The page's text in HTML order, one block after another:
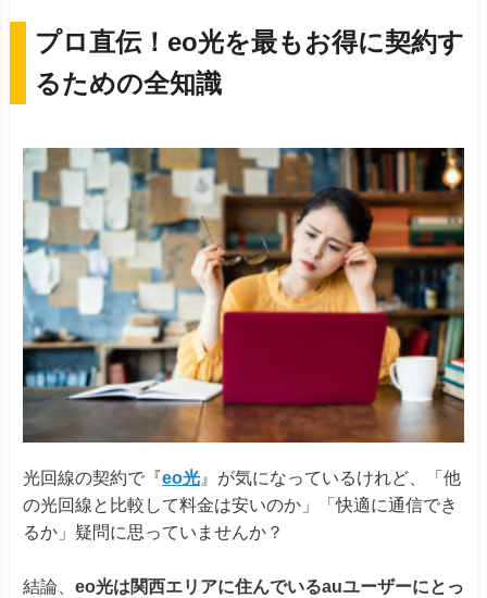
プロ直伝！eo光を最もお得に契約す
るための全知識
光回線の契約で『eo光 』が気になっているけれど、「他
の光回線と比較して料金は安いのか」「快適に通信でき
るか」疑問に思っていませんか？
結論、 eo光は関西エリアに住んでいるauユーザーにとっ